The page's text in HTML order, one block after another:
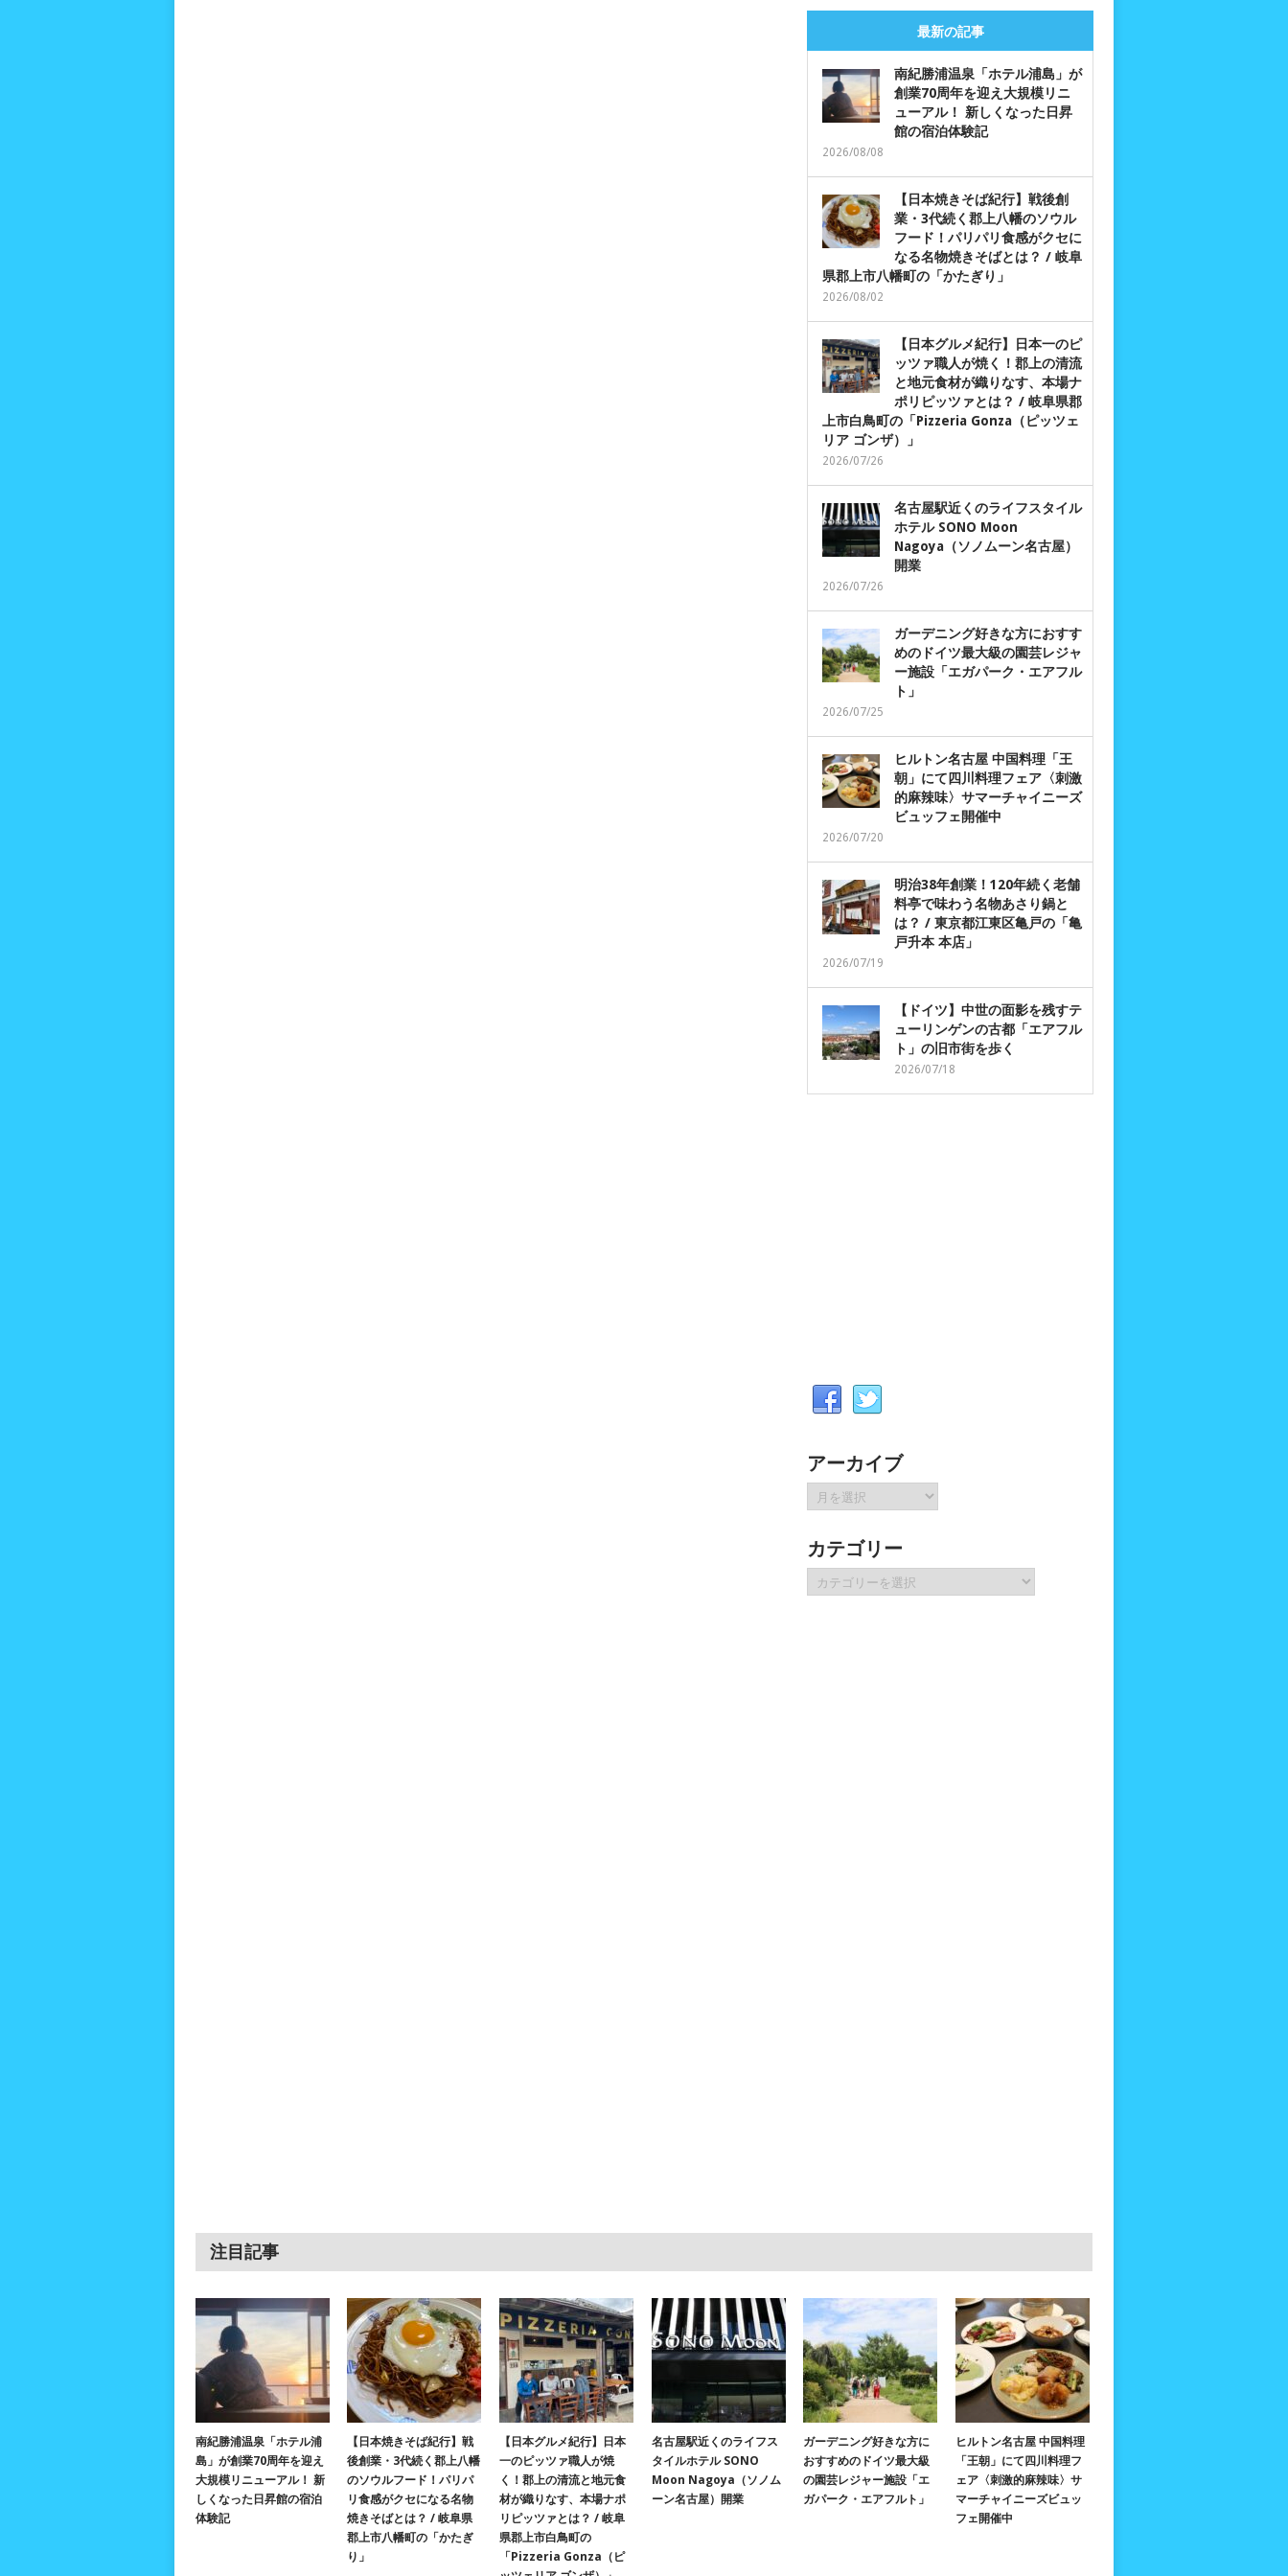
最新の記事
南紀勝浦温泉「ホテル浦島」が
創業70周年を迎え大規模リニ
ューアル！ 新しくなった日昇
館の宿泊体験記
2026/08/08
【日本焼きそば紀行】戦後創
業・3代続く郡上八幡のソウル
フード！パリパリ食感がクセに
なる名物焼きそばとは？ / 岐阜
県郡上市八幡町の「かたぎり」
2026/08/02
【日本グルメ紀行】日本一のピ
ッツァ職人が焼く！郡上の清流
と地元食材が織りなす、本場ナ
ポリピッツァとは？ / 岐阜県郡
上市白鳥町の「Pizzeria Gonza（ピッツェ
リア ゴンザ）」
2026/07/26
名古屋駅近くのライフスタイル
ホテル SONO Moon
Nagoya（ソノムーン名古屋）
開業
2026/07/26
ガーデニング好きな方におすす
めのドイツ最大級の園芸レジャ
ー施設「エガパーク・エアフル
ト」
2026/07/25
ヒルトン名古屋 中国料理「王
朝」にて四川料理フェア〈刺激
的麻辣味〉サマーチャイニーズ
ビュッフェ開催中
2026/07/20
明治38年創業！120年続く老舗
料亭で味わう名物あさり鍋と
は？ / 東京都江東区亀戸の「亀
戸升本 本店」
2026/07/19
【ドイツ】中世の面影を残すテ
ューリンゲンの古都「エアフル
ト」の旧市街を歩く
2026/07/18
アーカイブ
ア
ー
イ
ブ
カテゴリー
テ
注目記事
南紀勝浦温泉「ホテル浦
島」が創業70周年を迎え
大規模リニューアル！ 新
しくなった日昇館の宿泊
体験記
【日本焼きそば紀行】戦
後創業・3代続く郡上八幡
のソウルフード！パリパ
リ食感がクセになる名物
焼きそばとは？ / 岐阜県
郡上市八幡町の「かたぎ
り」
【日本グルメ紀行】日本
一のピッツァ職人が焼
く！郡上の清流と地元食
材が織りなす、本場ナポ
リピッツァとは？ / 岐阜
県郡上市白鳥町の
「Pizzeria Gonza（ピ
名古屋駅近くのライフス
タイルホテル SONO
Moon Nagoya（ソノム
ーン名古屋）開業
ガーデニング好きな方に
おすすめのドイツ最大級
の園芸レジャー施設「エ
ガパーク・エアフルト」
ヒルトン名古屋 中国料理
「王朝」にて四川料理フ
ェア〈刺激的麻辣味〉サ
マーチャイニーズビュッ
フェ開催中